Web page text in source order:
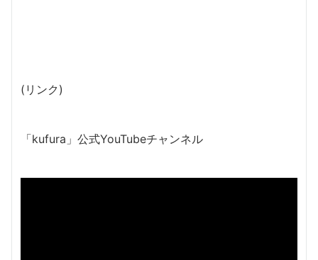
(リンク)
「kufura」公式YouTubeチャンネル